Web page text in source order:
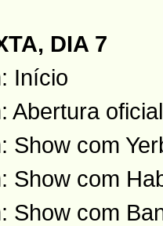
DIA 7
Início
Abertura oficial
Show com
Show com
Show com